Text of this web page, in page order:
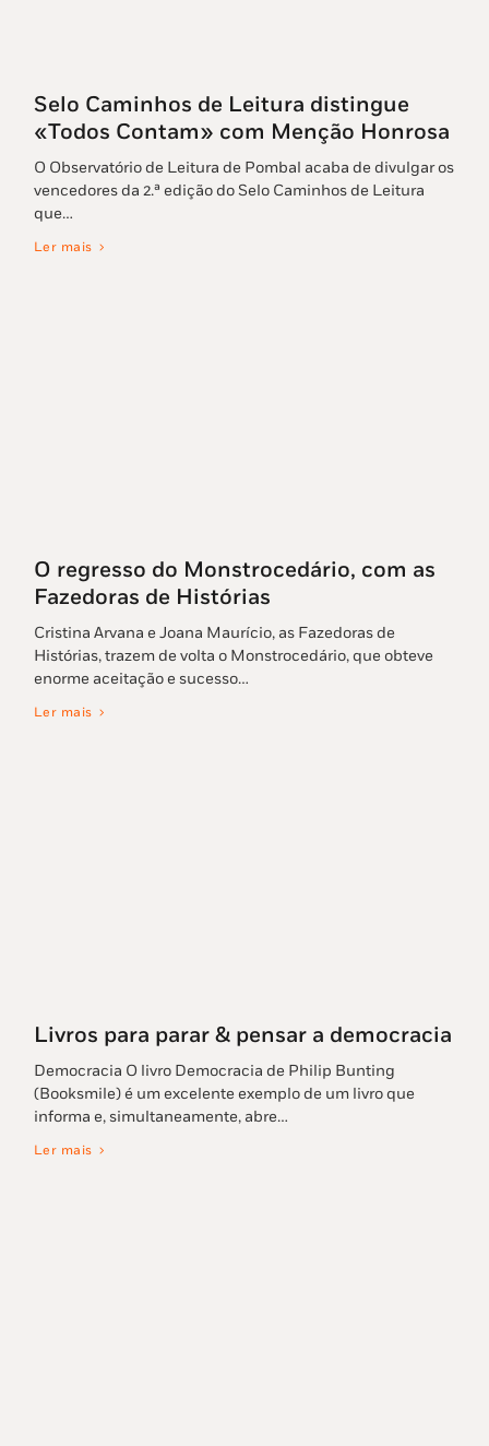
Selo Caminhos de Leitura distingue
«Todos Contam» com Menção Honrosa
O Observatório de Leitura de Pombal acaba de divulgar os
vencedores da 2.ª edição do Selo Caminhos de Leitura
que…
Ler mais
O regresso do Monstrocedário, com as
Fazedoras de Histórias
Cristina Arvana e Joana Maurício, as Fazedoras de
Histórias, trazem de volta o Monstrocedário, que obteve
enorme aceitação e sucesso…
Ler mais
Livros para parar & pensar a democracia
Democracia O livro Democracia de Philip Bunting
(Booksmile) é um excelente exemplo de um livro que
informa e, simultaneamente, abre…
Ler mais